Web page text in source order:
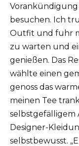
Vorankündigung
besuchen. Ich
Outfit und fuhr
zu warten und
genießen. Das
wählte einen
genoss das
meinen Tee
selbstgefälligem
Designer-
selbstbewusst.